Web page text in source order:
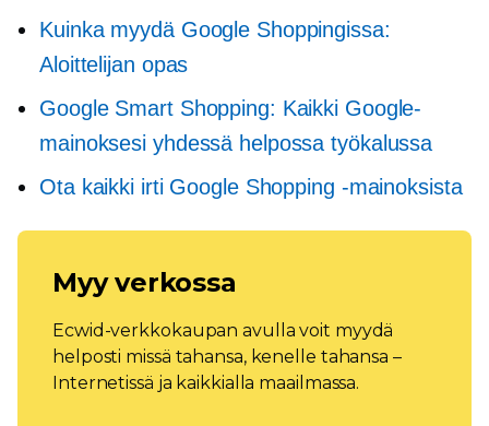
Kuinka myydä Google Shoppingissa:
Aloittelijan opas
Google Smart Shopping: Kaikki Google-
mainoksesi yhdessä helpossa työkalussa
Ota kaikki irti Google Shopping -mainoksista
Myy verkossa
Ecwid-verkkokaupan avulla voit myydä
helposti missä tahansa, kenelle tahansa –
Internetissä ja kaikkialla maailmassa.